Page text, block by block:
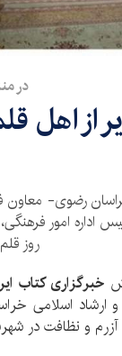
در
از اهل
رضوی- معاون
اداره امور
روز
خبرگزاری کتاب
ارشاد اسلامی
آزرم و نظافت در